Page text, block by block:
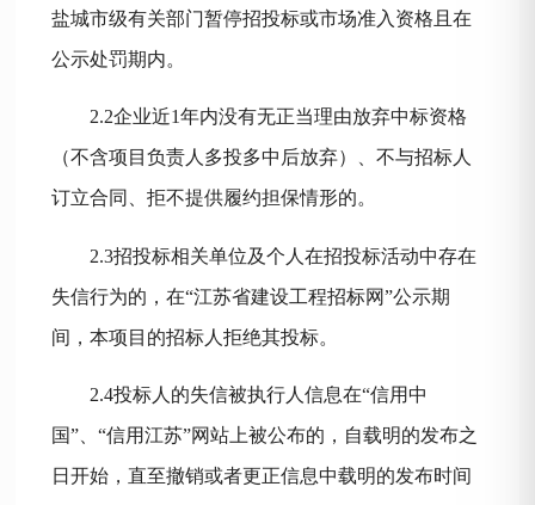
盐城市级有关部门暂停招投标或市场准入资格且在
公示处罚期内。
2.2企业近1年内没有无正当理由放弃中标资格
（不含项目负责人多投多中后放弃）、不与招标人
订立合同、拒不提供履约担保情形的。
2.3招投标相关单位及个人在招投标活动中存在
失信行为的，在“江苏省建设工程招标网”公示期
间，本项目的招标人拒绝其投标。
2.4投标人的失信被执行人信息在“信用中
国”、“信用江苏”网站上被公布的，自载明的发布之
日开始，直至撤销或者更正信息中载明的发布时间